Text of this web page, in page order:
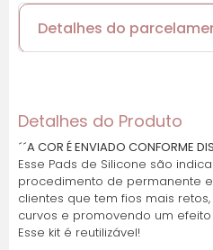
Detalhes do
Parcelas:
1x de R$ 12,11 sem
juros
Detalhes do Produto
´´A COR É ENVIADO CONFORME
Esse Pads de Silicone são
procedimento de permanente
clientes que tem fios mais
curvos e promovendo um
Esse kit é reutilizável!